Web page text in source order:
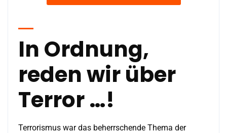
In Ordnung,
reden wir über
Terror …!
Terrorismus war das beherrschende Thema der